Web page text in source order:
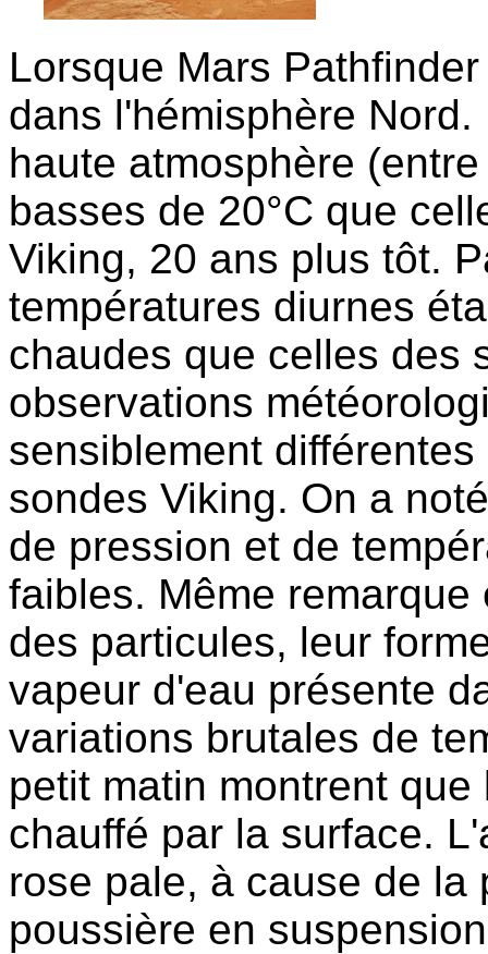
Lorsque Mars
dans l'hémisphère
haute atmosphère
basses de 20°C que
Viking, 20 ans plus tôt.
températures diurnes
chaudes que celles des
observations
sensiblement
sondes Viking. On a
de pression et de
faibles. Même
des particules, leur
vapeur d'eau présente
variations brutales de
petit matin montrent
chauffé par la surface.
rose pale, à cause de
poussière en